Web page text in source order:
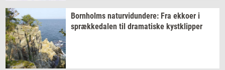
Born­holms na­tur­vi­dun­de­re: Fra ek­ko­er i
spræk­ke­da­len til dra­ma­ti­ske kyst­klip­per